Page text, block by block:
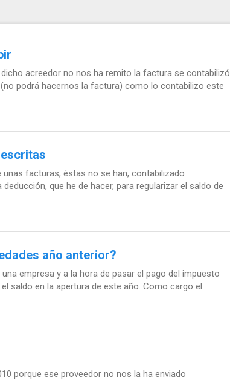
acreedor no nos ha remito la factura se contabilizó
podrá hacernos la factura) como lo contabilizo este
facturas, éstas no se han, contabilizado
que he de hacer, para regularizar el saldo de
año anterior?
empresa y a la hora de pasar el pago del impuesto
saldo en la apertura de este año. Como cargo el
porque ese proveedor no nos la ha enviado